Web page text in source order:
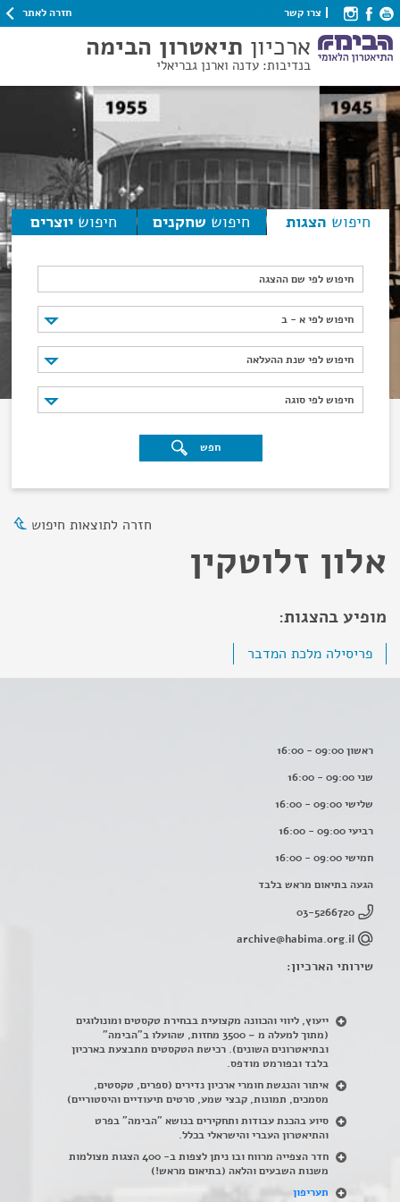
צרו קשר חזרה לאתר
ארכיון תיאטרון הבימה
בנדיבות: עדנה וארנן גבריאלי
חיפוש הצגות חיפוש שחקנים חיפוש יוצרים
חיפוש לפי שם ההצגה
חיפוש לפי א - ב
חיפוש לפי א - ב
חיפוש לפי שנת ההעלאה
חיפוש לפי שנת ההעלאה
חיפוש לפי סוגה
חיפוש לפי סוגה
חפש
חזרה לתוצאות חיפוש
אלון זלוטקין
מופיע בהצגות:
פריסילה מלכת המדבר
ראשון 09:00 - 16:00
שני 09:00 - 16:00
שלישי 09:00 - 16:00
רביעי 09:00 - 16:00
חמישי 09:00 - 16:00
הגעה בתיאום מראש בלבד
03-5266720
archive@habima.org.il
שירותי הארכיון:
ייעוץ, ליווי והכוונה מקצועית בבחירת טקסטים ומונולוגים
(מתוך למעלה מ – 3500 מחזות, שהועלו ב"הבימה"
ובתיאטרונים השונים). רכישת הטקסטים מתבצעת בארכיון
בלבד ובפורמט מודפס.
איתור והנגשת חומרי ארכיון נדירים (ספרים, טקסטים,
מסמכים, תמונות, קבצי שמע, סרטים תיעודיים והיסטוריים)
סיוע בהכנת עבודות ותחקירים בנושא "הבימה" בפרט
והתיאטרון העברי והישראלי בכלל.
חדר הצפייה מרווח ובו ניתן לצפות ב- 400 הצגות מצולמות
משנות השבעים והלאה (בתיאום מראש!)
תעריפון